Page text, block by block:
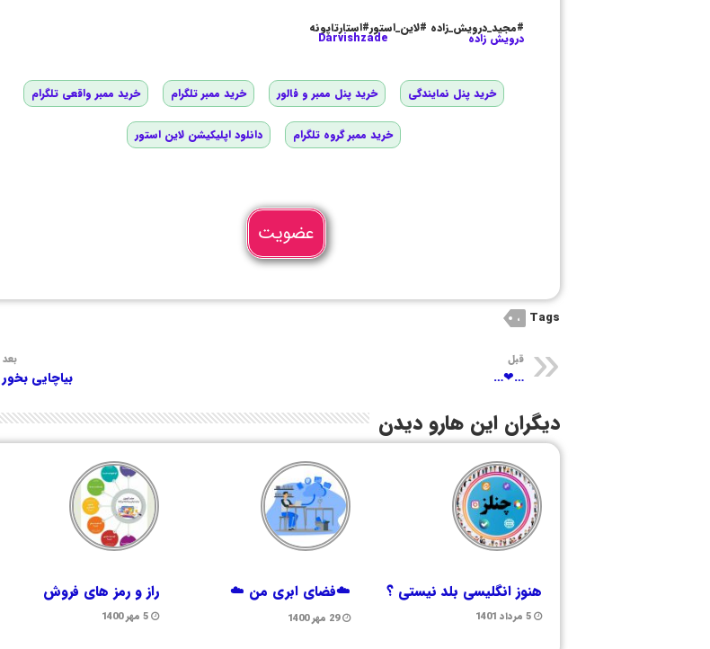
#مجید_درویش_زاده #لاین_استور#استارتاپونه
درویش زاده Darvishzade
خرید پنل نمایندگی خرید پنل ممبر و فالور خرید ممبر تلگرام خرید ممبر واقعی تلگرام
خرید ممبر گروه تلگرام دانلود اپلیکیشن لاین استور
عضویت
Tags ،
قبل
…❤…
بعد
بیاچایی بخور
دیگران این هارو دیدن
هنوز انگلیسی بلد نیستی ؟
5 مرداد 1401
☁️فضای ابری من ☁️
29 مهر 1400
راز و رمز های فروش
5 مهر 1400